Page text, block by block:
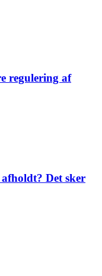
regulering af
Det sker